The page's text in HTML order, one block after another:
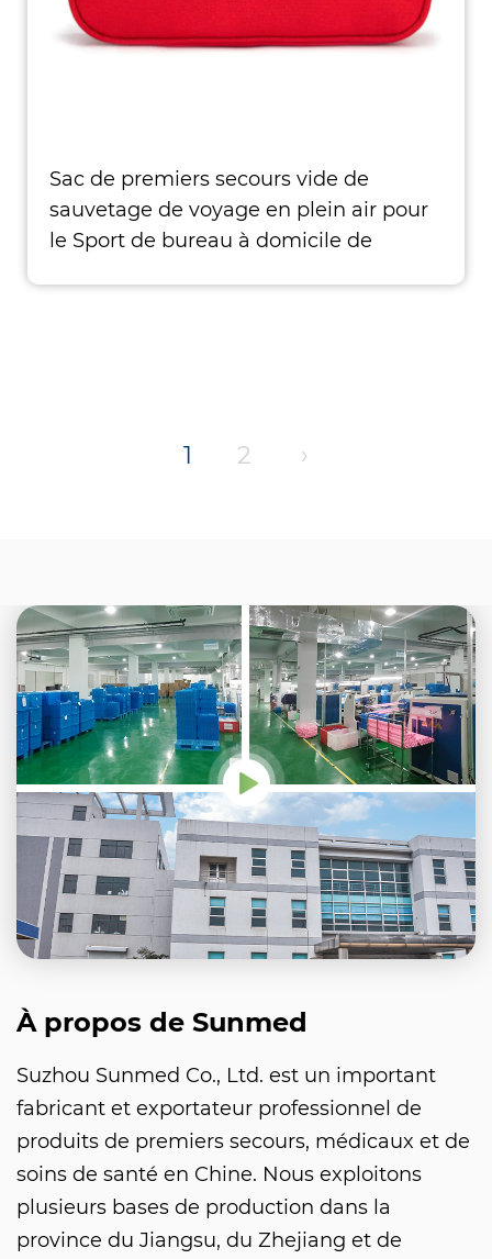
Sac de premiers secours vide de
sauvetage de voyage en plein air pour
le Sport de bureau à domicile de
1 2 ›
À propos de Sunmed
Suzhou Sunmed Co., Ltd. est un important
fabricant et exportateur professionnel de
produits de premiers secours, médicaux et de
soins de santé en Chine. Nous exploitons
plusieurs bases de production dans la
province du Jiangsu, du Zhejiang et de